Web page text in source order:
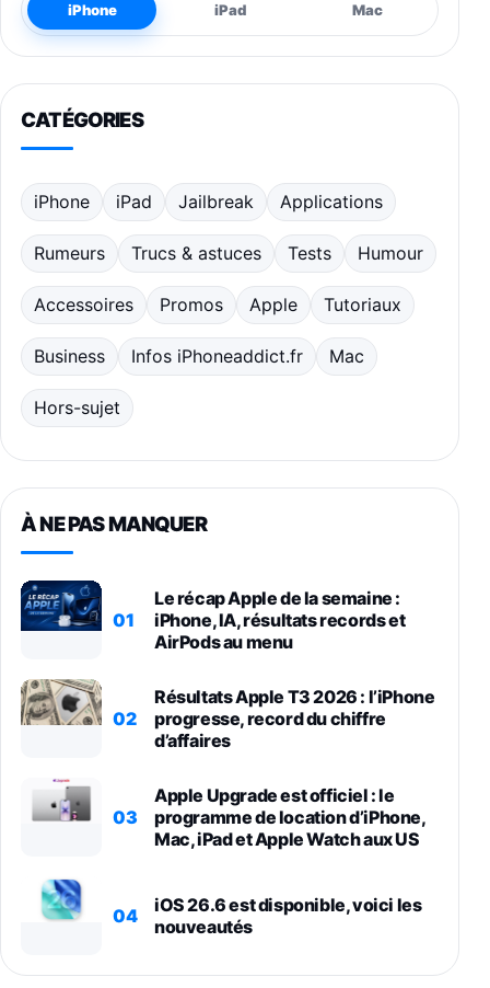
iPhone iPad Mac
CATÉGORIES
iPhone iPad Jailbreak Applications
Rumeurs Trucs & astuces Tests Humour
Accessoires Promos Apple Tutoriaux
Business Infos iPhoneaddict.fr Mac
Hors-sujet
À NE PAS MANQUER
01
Le récap Apple de la semaine :
iPhone, IA, résultats records et
AirPods au menu
02
Résultats Apple T3 2026 : l’iPhone
progresse, record du chiffre
d’affaires
03
Apple Upgrade est officiel : le
programme de location d’iPhone,
Mac, iPad et Apple Watch aux US
04
iOS 26.6 est disponible, voici les
nouveautés